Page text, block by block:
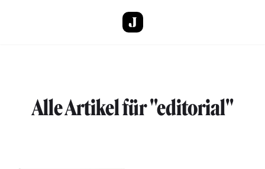
Alle Artikel für "editorial"